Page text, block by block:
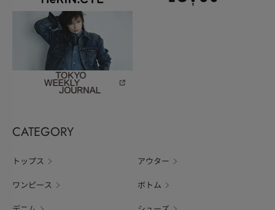
CATEGORY
トップス アウター
ワンピース ボトム